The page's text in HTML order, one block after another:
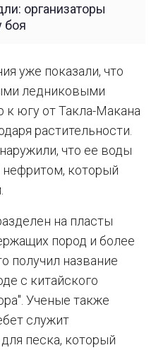
организаторы
боя
уже показали, что
ледниковыми
к югу от Такла-Макана
растительности.
что ее воды
который
на пласты
пород и более
получил название
с китайского
Ученые также
служит
песка, который